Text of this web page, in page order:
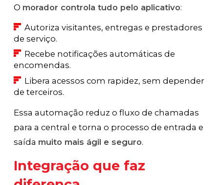
O morador controla tudo pelo aplicativo:
Autoriza visitantes, entregas e prestadores
de serviço.
Recebe notificações automáticas de
encomendas.
Libera acessos com rapidez, sem depender
de terceiros.
Essa automação reduz o fluxo de chamadas
para a central e torna o processo de entrada e
saída muito mais ágil e seguro.
Integração que faz